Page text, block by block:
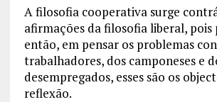
A filosofia cooperativa surge
afirmações da filosofia liberal, pois
então, em pensar os problemas
trabalhadores, dos camponeses e
desempregados, esses são os
reflexão.